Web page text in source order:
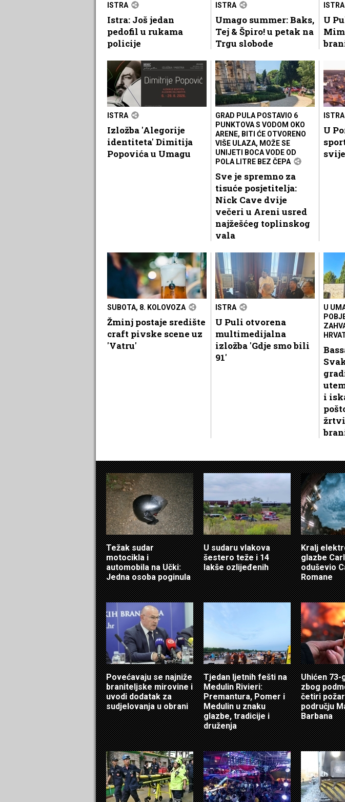
ISTRA
Istra: Još jedan
pedofil u rukama
policije
ISTRA
Umago summer: Baks,
Tej & Špiro! u petak na
Trgu slobode
ISTRA
U
ISTRA
Izložba 'Alegorije
identiteta' Dimitija
Popovića u Umagu
GRAD PULA POSTAVIO 6
PUNKTOVA S VODOM OKO
ARENE, BITI ĆE OTVORENO
VIŠE ULAZA, MOŽE SE
UNIJETI BOCA VODE OD
POLA LITRE BEZ ČEPA
Sve je spremno za
tisuće posjetitelja:
Nick Cave dvije
večeri u Areni usred
najžešćeg toplinskog
vala
ISTRA
U
SUBOTA, 8. KOLOVOZA
Žminj postaje središte
craft pivske scene uz
'Vatru'
ISTRA
U Puli otvorena
multimedijalna
izložba 'Gdje smo bili
91'
U
i
Težak sudar
motocikla i
automobila na Učki:
Jedna osoba poginula
U sudaru vlakova
šestero teže i 14
lakše ozlijeđenih
Kralj
glazbe
oduševio
Romane
Povećavaju se najniže
braniteljske mirovine i
uvodi dodatak za
sudjelovanja u obrani
Tjedan ljetnih fešti na
Medulin Rivieri:
Premantura, Pomer i
Medulin u znaku
glazbe, tradicije i
druženja
Uhićen 73-
zbog
četiri
području
Barbana